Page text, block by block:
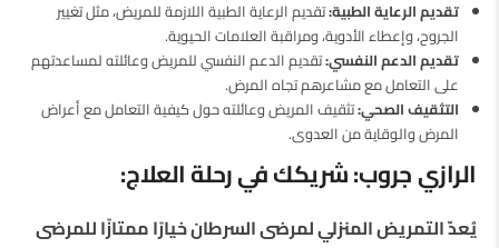
تقديم الرعاية الطبية:تقديم الرعاية الطبية اللازمة للمريض، مثل تغيير
الجروح، وإعطاء الأدوية، ومراقبة العلامات الحيوية.
تقديم الدعم النفسي:تقديم الدعم النفسي للمريض وعائلته لمساعدتهم
على التعامل مع مشاعرهم تجاه المرض.
التثقيف الصحي:تثقيف المريض وعائلته حول كيفية التعامل مع أعراض
المرض والوقاية من العدوى.
الرازي جروب: شريكك في رحلة العلاج:
يُعدّ التمريض المنزلي لمرضى السرطان خيارًا ممتازًا للمرضى